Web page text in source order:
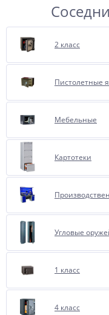
2 класс
Пистолетные
Мебельные
Картотеки
Угловые
1 класс
4 класс